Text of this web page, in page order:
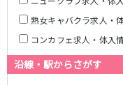
熟女キャバクラ求人・
コンカフェ求人・体入
沿線・駅からさがす
五香駅
横浜市営地下鉄ブ
関内駅